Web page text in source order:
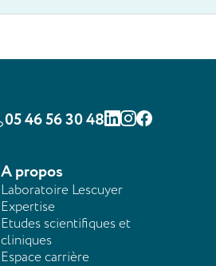
05 46 56 30 48 Linkedin
Instagram
Facebook
A propos
Laboratoire Lescuyer
Expertise
Etudes scientifiques et
cliniques
Espace carrière